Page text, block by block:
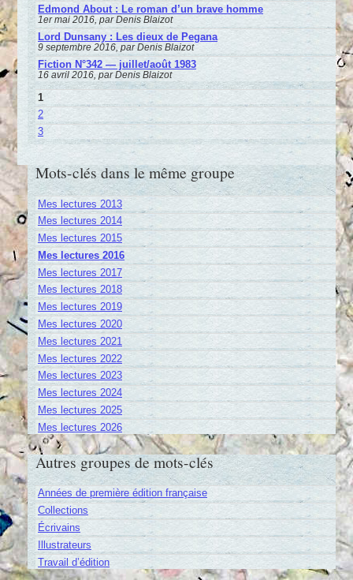
Edmond About : Le roman d’un brave homme
1er mai 2016, par Denis Blaizot
Lord Dunsany : Les dieux de Pegana
9 septembre 2016, par Denis Blaizot
Fiction N°342 — juillet/août 1983
16 avril 2016, par Denis Blaizot
1
2
3
Mots-clés dans le même groupe
Mes lectures 2013
Mes lectures 2014
Mes lectures 2015
Mes lectures 2016
Mes lectures 2017
Mes lectures 2018
Mes lectures 2019
Mes lectures 2020
Mes lectures 2021
Mes lectures 2022
Mes lectures 2023
Mes lectures 2024
Mes lectures 2025
Mes lectures 2026
Autres groupes de mots-clés
Années de première édition française
Collections
Écrivains
Illustrateurs
Travail d’édition